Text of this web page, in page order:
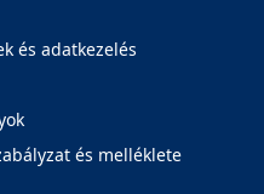
és adatkezelés
és melléklete